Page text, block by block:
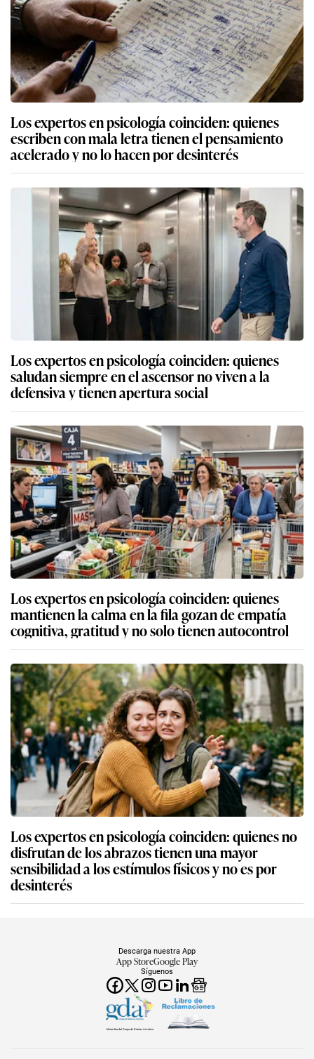
Los expertos en psicología coinciden: quienes
escriben con mala letra tienen el pensamiento
acelerado y no lo hacen por desinterés
Los expertos en psicología coinciden: quienes
saludan siempre en el ascensor no viven a la
defensiva y tienen apertura social
Los expertos en psicología coinciden: quienes
mantienen la calma en la fila gozan de empatía
cognitiva, gratitud y no solo tienen autocontrol
Los expertos en psicología coinciden: quienes no
disfrutan de los abrazos tienen una mayor
sensibilidad a los estímulos físicos y no es por
desinterés
Síguenos
Descarga nuestra App
App StoreGoogle Play
Miembro del Grupo de Diarios América